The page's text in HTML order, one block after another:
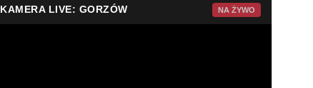
KAMERA LIVE: GORZÓW NA ŻYWO